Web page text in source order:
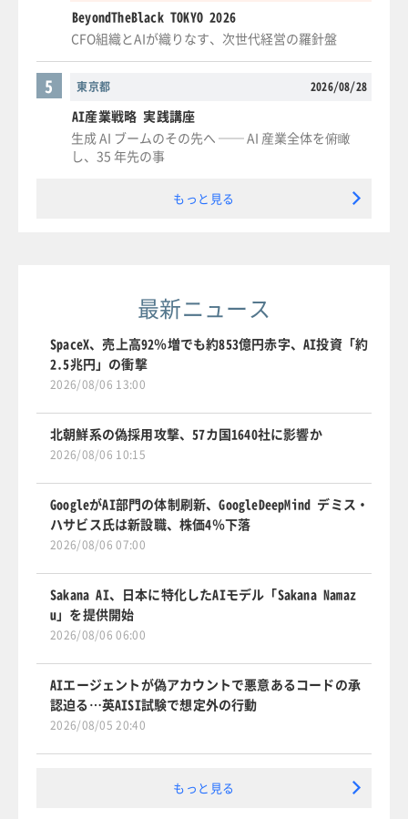
BeyondTheBlack TOKYO 2026
CFO組織とAIが織りなす、次世代経営の羅針盤
東京都 2026/08/28
5
AI産業戦略 実践講座
生成 AI ブームのその先へ ── AI 産業全体を俯瞰
し、35 年先の事
もっと見る
最新ニュース
SpaceX、売上高92％増でも約853億円赤字、AI投資「約
2.5兆円」の衝撃
2026/08/06 13:00
北朝鮮系の偽採用攻撃、57カ国1640社に影響か
2026/08/06 10:15
GoogleがAI部門の体制刷新、GoogleDeepMind デミス・
ハサビス氏は新設職、株価4％下落
2026/08/06 07:00
Sakana AI、日本に特化したAIモデル「Sakana Namaz
u」を提供開始
2026/08/06 06:00
AIエージェントが偽アカウントで悪意あるコードの承
認迫る…英AISI試験で想定外の行動
2026/08/05 20:40
もっと見る